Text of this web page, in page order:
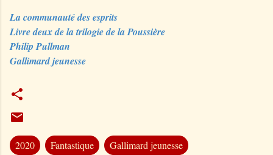
La communauté des esprits
Livre deux de la trilogie de la Poussière
Philip Pullman
Gallimard jeunesse
2020 Fantastique
Gallimard jeunesse